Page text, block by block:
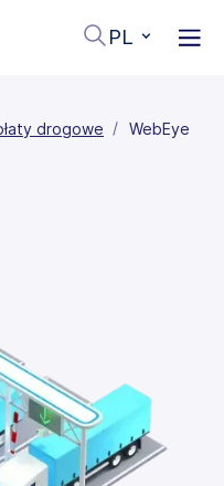
PL
drogowe WebEye